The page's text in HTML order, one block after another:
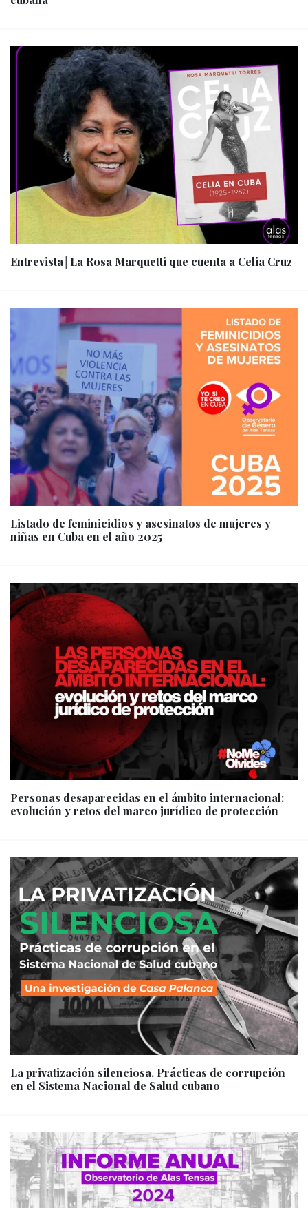
Entrevista│La Rosa Marquetti que cuenta a Celia Cruz
Listado de feminicidios y asesinatos de mujeres y
niñas en Cuba en el año 2025
Personas desaparecidas en el ámbito internacional:
evolución y retos del marco jurídico de protección
La privatización silenciosa. Prácticas de corrupción
en el Sistema Nacional de Salud cubano